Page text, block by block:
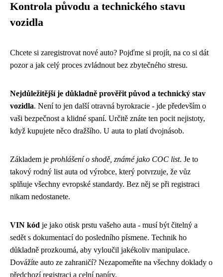
Kontrola původu a technického stavu
vozidla
Chcete si zaregistrovat nové auto? Pojďme si projít, na co si dát
pozor a jak celý proces zvládnout bez zbytečného stresu.
Nejdůležitější je důkladně prověřit původ a technický stav
vozidla. Není to jen další otravná byrokracie - jde především o
vaši bezpečnost a klidné spaní. Určitě znáte ten pocit nejistoty,
když kupujete něco dražšího. U auta to platí dvojnásob.
Základem je prohlášení o shodě, známé jako COC list. Je to
takový rodný list auta od výrobce, který potvrzuje, že vůz
splňuje všechny evropské standardy. Bez něj se při registraci
nikam nedostanete.
VIN kód je jako otisk prstu vašeho auta - musí být čitelný a
sedět s dokumentací do posledního písmene. Technik ho
důkladně prozkoumá, aby vyloučil jakékoliv manipulace.
Dovážíte auto ze zahraničí? Nezapomeňte na všechny doklady o
předchozí registraci a celní papíry.